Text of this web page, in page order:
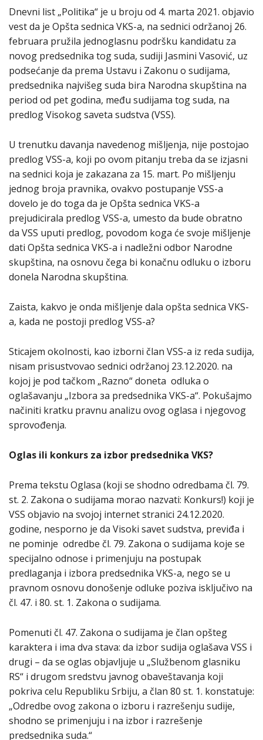
Dnevni list „Politika“ je u broju od 4. marta 2021. objavio
vest da je Opšta sednica VKS-a, na sednici održanoj 26.
februara pružila jednoglasnu podršku kandidatu za
novog predsednika tog suda, sudiji Jasmini Vasović, uz
podsećanje da prema Ustavu i Zakonu o sudijama,
predsednika najvišeg suda bira Narodna skupština na
period od pet godina, među sudijama tog suda, na
predlog Visokog saveta sudstva (VSS).
U trenutku davanja navedenog mišljenja, nije postojao
predlog VSS-a, koji po ovom pitanju treba da se izjasni
na sednici koja je zakazana za 15. mart. Po mišljenju
jednog broja pravnika, ovakvo postupanje VSS-a
dovelo je do toga da je Opšta sednica VKS-a
prejudicirala predlog VSS-a, umesto da bude obratno
da VSS uputi predlog, povodom koga će svoje mišljenje
dati Opšta sednica VKS-a i nadležni odbor Narodne
skupština, na osnovu čega bi konačnu odluku o izboru
donela Narodna skupština.
Zaista, kakvo je onda mišljenje dala opšta sednica VKS-
a, kada ne postoji predlog VSS-a?
Sticajem okolnosti, kao izborni član VSS-a iz reda sudija,
nisam prisustvovao sednici održanoj 23.12.2020. na
kojoj je pod tačkom „Razno“ doneta odluka о
oglašavanju „Izbora за predsednika VKS-a“. Pokušajmo
načiniti kratku pravnu analizu ovog oglasa i njegovog
sprovođenja.
Oglas ili konkurs za izbor predsednika VKS?
Prema tekstu Oglasa (koji se shodno odredbama čl. 79.
st. 2. Zakona o sudijama morao nazvati: Konkurs!) koji je
VSS objavio na svojoj internet stranici 24.12.2020.
godine, nesporno je da Visoki savet sudstva, previđa i
ne pominje odredbe čl. 79. Zakona o sudijama koje se
specijalno odnose i primenjuju na postupak
predlaganja i izbora predsednika VKS-a, nego se u
pravnom osnovu donošenje odluke poziva isključivo na
čl. 47. i 80. st. 1. Zakona o sudijama.
Pomenuti čl. 47. Zakona o sudijama je član opšteg
karaktera i ima dva stava: da izbor sudija oglašava VSS i
drugi – da se oglas objavljuje u „Službenom glasniku
RS“ i drugom sredstvu javnog obaveštavanja koji
pokriva celu Republiku Srbiju, a član 80 st. 1. konstatuje:
„Odredbe ovog zakona o izboru i razrešenju sudije,
shodno se primenjuju i na izbor i razrešenje
predsednika suda.“